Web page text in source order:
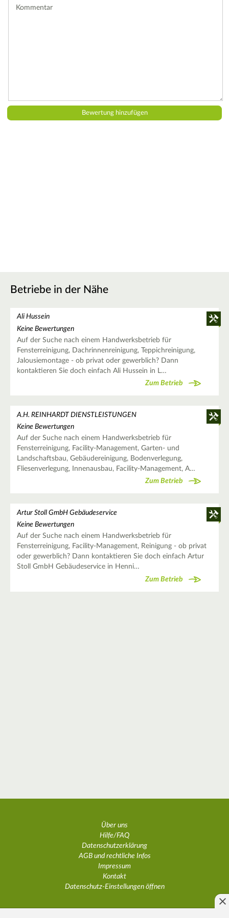
Betriebe in der Nähe
Ali Hussein
Keine Bewertungen
Auf der Suche nach einem Handwerksbetrieb für
Fensterreinigung, Dachrinnenreinigung, Teppichreinigung,
Jalousiemontage - ob privat oder gewerblich? Dann
kontaktieren Sie doch einfach Ali Hussein in L…
Zum Betrieb
A.H. REINHARDT DIENSTLEISTUNGEN
Keine Bewertungen
Auf der Suche nach einem Handwerksbetrieb für
Fensterreinigung, Facility-Management, Garten- und
Landschaftsbau, Gebäudereinigung, Bodenverlegung,
Fliesenverlegung, Innenausbau, Facility-Management, A…
Zum Betrieb
Artur Stoll GmbH Gebäudeservice
Keine Bewertungen
Auf der Suche nach einem Handwerksbetrieb für
Fensterreinigung, Facility-Management, Reinigung - ob privat
oder gewerblich? Dann kontaktieren Sie doch einfach Artur
Stoll GmbH Gebäudeservice in Henni…
Zum Betrieb
Über uns
Hilfe/FAQ
Datenschutzerklärung
AGB und rechtliche Infos
Impressum
Kontakt
Datenschutz-Einstellungen öffnen